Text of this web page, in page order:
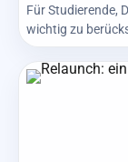
Für Studierende,
wichtig zu